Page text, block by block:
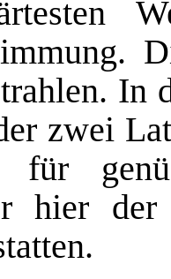
In
zwei
für
hier